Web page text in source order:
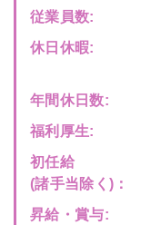
従業員数:
休日休暇:
年間休日数:
福利厚生:
初任給
(諸手当除く)：
昇給・賞与: